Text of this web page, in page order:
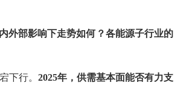
外部影响下走势如何？各能源子行业的
下行。 2025年，供需基本面能否有力支